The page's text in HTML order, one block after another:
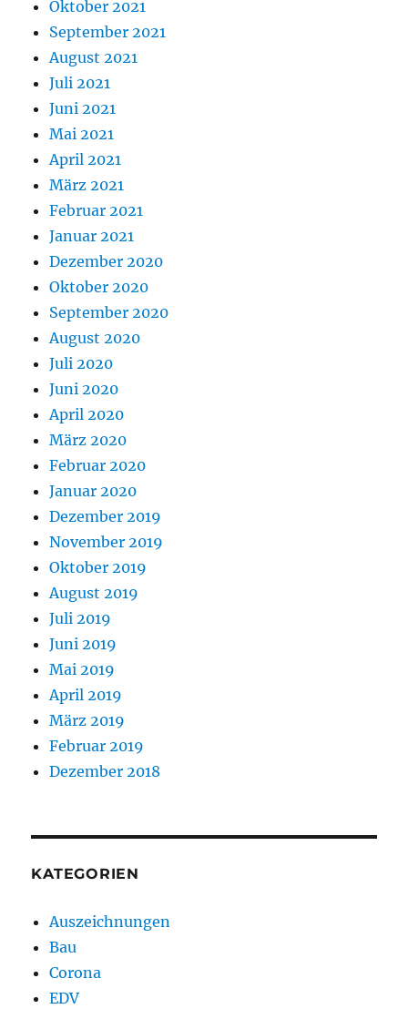
Oktober 2021
September 2021
August 2021
Juli 2021
Juni 2021
Mai 2021
April 2021
März 2021
Februar 2021
Januar 2021
Dezember 2020
Oktober 2020
September 2020
August 2020
Juli 2020
Juni 2020
April 2020
März 2020
Februar 2020
Januar 2020
Dezember 2019
November 2019
Oktober 2019
August 2019
Juli 2019
Juni 2019
Mai 2019
April 2019
März 2019
Februar 2019
Dezember 2018
KATEGORIEN
Auszeichnungen
Bau
Corona
EDV